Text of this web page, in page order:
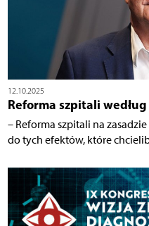
12.10.2025
Reforma szpitali
– Reforma szpitali na
do tych efektów, które